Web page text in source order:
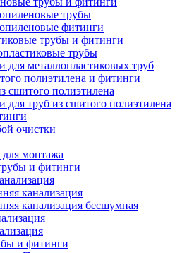
трубы
фитинги
трубы и фитинги
трубы
для металлопластиковых труб
полиэтилена и фитинги
сшитого полиэтилена
для труб из сшитого полиэтилена
очистки
монтажа
и фитинги
канализация
канализация бесшумная
и фитинги